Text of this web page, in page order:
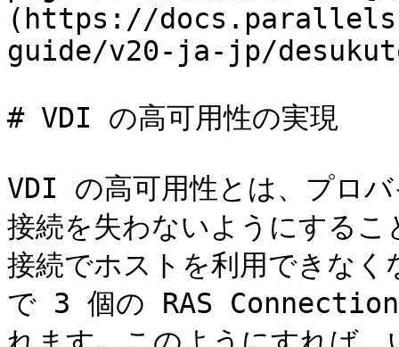
(https://
guide/v20-ja-jp/
# VDI の高可用性の実現
VDI の高可用性とは、プ
接続を失わないようにする
接続でホストを利用できな
で 3 個の RAS